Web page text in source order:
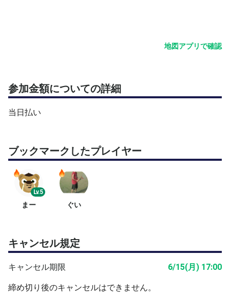
地図アプリで確認
参加金額についての詳細
当日払い
ブックマークしたプレイヤー
Lv.5
まー ぐい
キャンセル規定
キャンセル期限 6/15(月) 17:00
締め切り後のキャンセルはできません。